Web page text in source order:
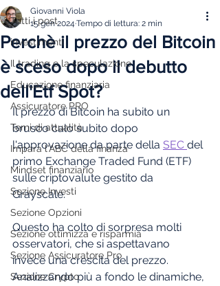
Tutti i post
investimenti
Il trading e la speculazione
Educazione finanziaria
Assicuratore PRO
Temi di attualità
Impara l'ABC della finanza
Mindset finanziario
Sezione Investi
Sezione Opzioni
Sezione ottimizza e risparmia
Sezione Assicuratore Pro
Sezione Crypto
Perchè il prezzo del Bitcoin
è sceso dopo il debutto
dell'Etf Spot?
Giovanni Viola
15 gen 2024 Tempo di lettura: 2 min
Il prezzo di Bitcoin ha subito un
brusco calo subito dopo
l'approvazione da parte della SEC del
primo Exchange Traded Fund (ETF)
sulle criptovalute gestito da
Grayscale.
Questo ha colto di sorpresa molti
osservatori, che si aspettavano
invece una crescita del prezzo.
Analizzando più a fondo le dinamiche,